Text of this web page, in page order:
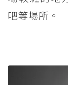
吧等場所。